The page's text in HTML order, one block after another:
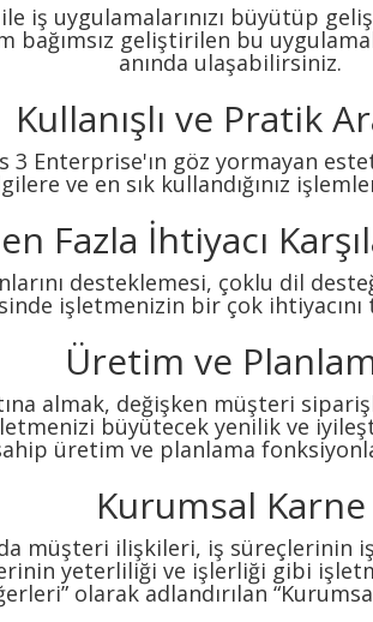
iş uygulamalarınızı büyütüp
geliştirilen bu
anında ulaşabilirsiniz.
Kullanışlı ve Pratik
Enterprise'ın göz yormayan
ve en sık kullandığınız
Fazla İhtiyacı
desteklemesi, çoklu dil
işletmenizin bir çok
Üretim ve
almak, değişken müşteri
büyütecek yenilik ve
üretim ve planlama
Kurumsal Karne
müşteri ilişkileri, iş süreçlerinin
yeterliliği ve işlerliği gibi
olarak adlandırılan